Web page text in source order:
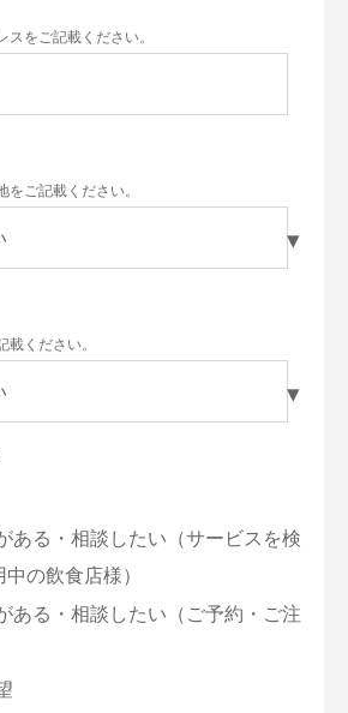
をご記載ください。
ご記載ください。
ください。
ある・相談したい（サービスを検
の飲食店様）
ある・相談したい（ご予約・ご注